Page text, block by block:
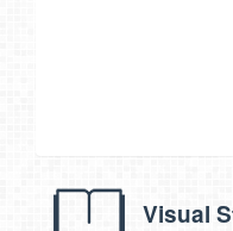
Visual